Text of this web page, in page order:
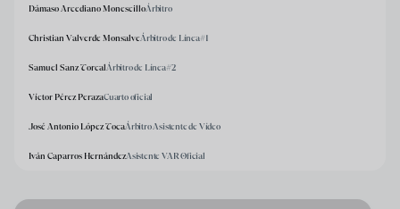
Dámaso Arcediano MonescilloÁrbitro
Christian Valverde MonsalveÁrbitro de Línea#1
Samuel Sanz TorcalÁrbitro de Línea#2
Víctor Pérez PerazaCuarto oficial
José Antonio López TocaÁrbitro Asistente de Vídeo
Iván Caparros HernándezAsistente VAR Oficial